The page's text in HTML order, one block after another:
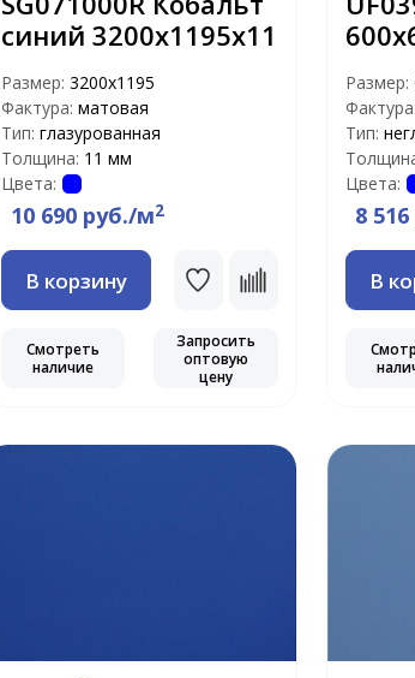
синий 3200х1195х11
Размер: 3200x1195
Фактура: матовая
Тип: глазурованная
Толщина: 11 мм
Цвета:
10 690 руб./м2
В корзину
Смотреть
наличие
Запросить
оптовую
цену
Размер:
Фактура:
Тип:
Цвета:
8
В